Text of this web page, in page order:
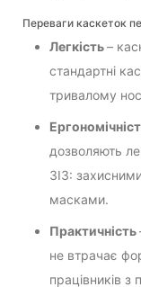
Переваги каскеток
Легкість–
стандартні
тривалому
дозволяють
ЗІЗ:
масками.
Практичність
не втрачає
працівників з